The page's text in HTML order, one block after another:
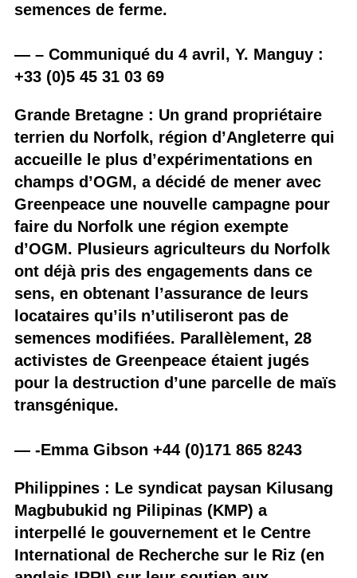
semences de ferme.
— – Communiqué du 4 avril, Y. Manguy :
+33 (0)5 45 31 03 69
Grande Bretagne : Un grand propriétaire
terrien du Norfolk, région d’Angleterre qui
accueille le plus d’expérimentations en
champs d’OGM, a décidé de mener avec
Greenpeace une nouvelle campagne pour
faire du Norfolk une région exempte
d’OGM. Plusieurs agriculteurs du Norfolk
ont déjà pris des engagements dans ce
sens, en obtenant l’assurance de leurs
locataires qu’ils n’utiliseront pas de
semences modifiées. Parallèlement, 28
activistes de Greenpeace étaient jugés
pour la destruction d’une parcelle de maïs
transgénique.
— -Emma Gibson +44 (0)171 865 8243
Philippines : Le syndicat paysan Kilusang
Magbubukid ng Pilipinas (KMP) a
interpellé le gouvernement et le Centre
International de Recherche sur le Riz (en